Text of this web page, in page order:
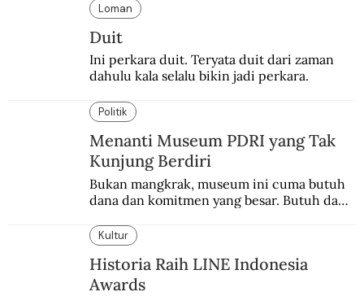
Loman
Duit
Ini perkara duit. Teryata duit dari zaman
dahulu kala selalu bikin jadi perkara.
Politik
Menanti Museum PDRI yang Tak
Kunjung Berdiri
Bukan mangkrak, museum ini cuma butuh
dana dan komitmen yang besar. Butuh dana
Kultur
Historia Raih LINE Indonesia
Awards